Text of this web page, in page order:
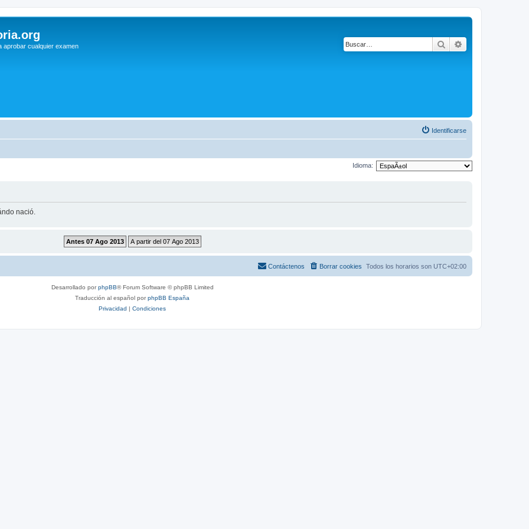
aprobar cualquier examen Buscar
Identificarse
Idioma:
nació.
Todos los horarios son UTC+02:00
Borrar cookies
Contáctenos
Desarrollado porphpBB® Forum Software © phpBB Limited
Traducción al español porphpBB España
Privacidad | Condiciones